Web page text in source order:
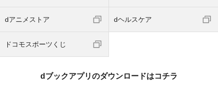
dアニメストア dヘルスケア
ドコモスポーツくじ
dブックアプリのダウンロードはコチラ